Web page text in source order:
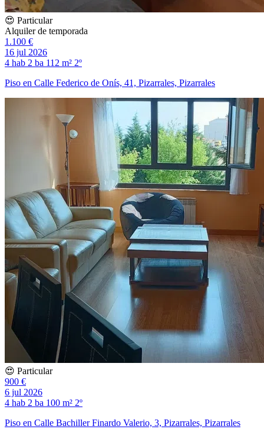
😍 Particular
Alquiler de temporada
1.100 €
16 jul 2026
4 hab 2 ba 112 m² 2º
Piso en Calle Federico de Onís, 41, Pizarrales, Pizarrales
😍 Particular
900 €
6 jul 2026
4 hab 2 ba 100 m² 2º
Piso en Calle Bachiller Finardo Valerio, 3, Pizarrales, Pizarrales